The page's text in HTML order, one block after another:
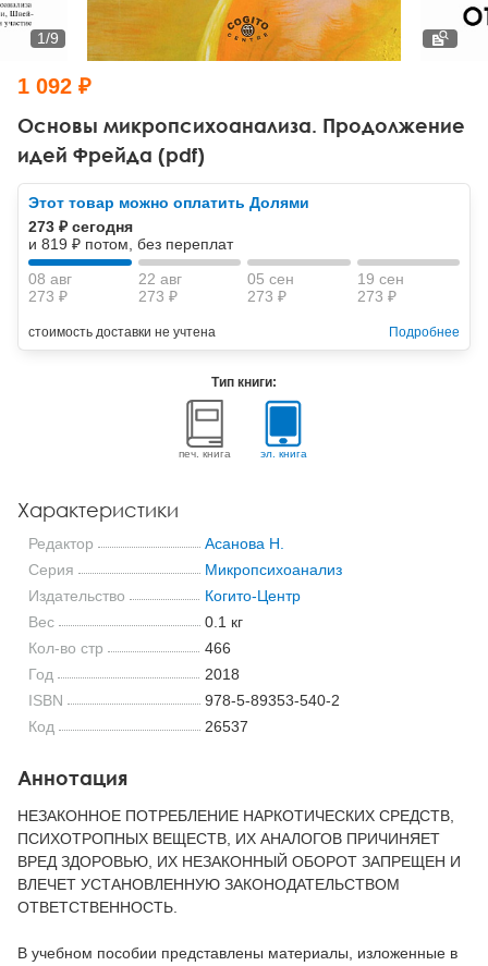
Тревожные расстройства, панические атаки
Психодрама
Другие направления психотерапии
Классический, эриксоновский гипноз и НЛП
НЛП
Психология труда и эргономика
Социальная психология
Социальная и организационная психология
Классический и юнгианский психоанализ
Основы микропсихоанализа. Продолжение
идей Фрейда (pdf)
1/9
1 092 ₽
Этот товар можно оплатить Долями
273 ₽ сегодня
и 819 ₽ потом, без переплат
08 авг
273 ₽
22 авг
273 ₽
05 сен
273 ₽
19 сен
273 ₽
стоимость доставки не учтена Подробнее
Тип книги:
печ. книга эл. книга
Характеристики
Редактор
Асанова Н.
Серия
Микропсихоанализ
Издательство
Когито-Центр
Вес
0.1 кг
Кол-во стр
466
Год
2018
ISBN
978-5-89353-540-2
Код
26537
Аннотация
НЕЗАКОННОЕ ПОТРЕБЛЕНИЕ НАРКОТИЧЕСКИХ СРЕДСТВ,
ПСИХОТРОПНЫХ ВЕЩЕСТВ, ИХ АНАЛОГОВ ПРИЧИНЯЕТ
ВРЕД ЗДОРОВЬЮ, ИХ НЕЗАКОННЫЙ ОБОРОТ ЗАПРЕЩЕН И
ВЛЕЧЕТ УСТАНОВЛЕННУЮ ЗАКОНОДАТЕЛЬСТВОМ
ОТВЕТСТВЕННОСТЬ.
В учебном пособии представлены материалы, изложенные в